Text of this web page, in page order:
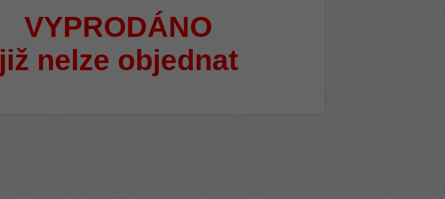
VYPRODÁNO
již nelze objednat